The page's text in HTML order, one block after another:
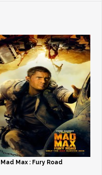
Mad Max : Fury Road